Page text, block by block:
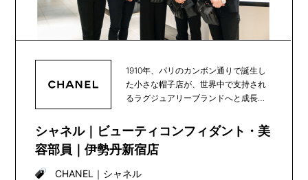
1910年、パリのカンボン通りで誕生し
た小さな帽子店が、世界中で支持され
るラグジュアリーブランドへと成長
シャネル｜ビューティコンフィダント・美
容部員｜伊勢丹新宿店
CHANEL ｜ シャネル